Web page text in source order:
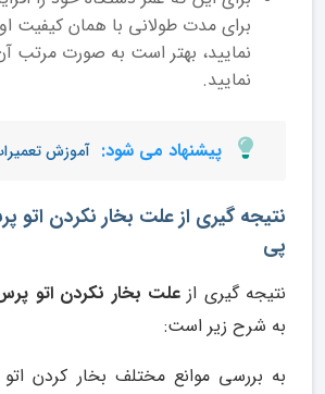
برای مدت طولانی با همان کیفیت
نمایید، بهتر است به صورت مرتب
نمایید.
پیشنهاد می شود: آموزش
نتیجه گیری از علت بخار نکردن اتو
پی
نتیجه گیری ازعلت بخار نکردن اتو
به شرح زیر است:
به بررسی موانع مختلف بخار کردن